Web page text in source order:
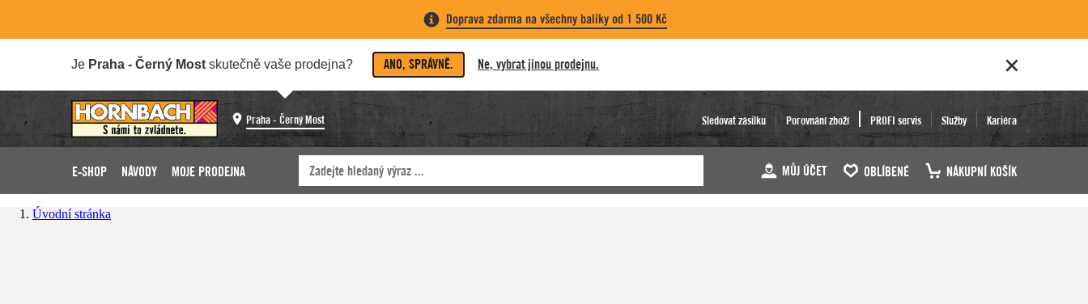
Doprava zdarma na všechny balíky od 1 500 Kč
Je Praha - Černý Most skutečně vaše prodejna? ANO, SPRÁVNĚ. Ne, vybrat jinou prodejnu.
Praha - Černý Most Sledovat zásilku Porovnání zboží PROFI servis Služby Kariéra
E-SHOP NÁVODY MOJE PRODEJNA MŮJ ÚČET OBLÍBENÉ NÁKUPNÍ KOŠÍK
Úvodní stránka